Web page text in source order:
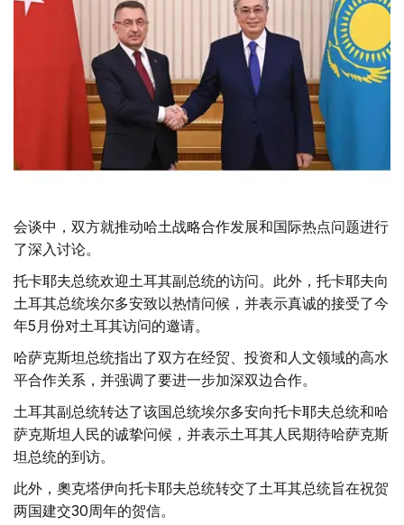
会谈中，双方就推动哈土战略合作发展和国际热点问题进行
了深入讨论。
托卡耶夫总统欢迎土耳其副总统的访问。此外，托卡耶夫向
土耳其总统埃尔多安致以热情问候，并表示真诚的接受了今
年5月份对土耳其访问的邀请。
哈萨克斯坦总统指出了双方在经贸、投资和人文领域的高水
平合作关系，并强调了要进一步加深双边合作。
土耳其副总统转达了该国总统埃尔多安向托卡耶夫总统和哈
萨克斯坦人民的诚挚问候，并表示土耳其人民期待哈萨克斯
坦总统的到访。
此外，奧克塔伊向托卡耶夫总统转交了土耳其总统旨在祝贺
两国建交30周年的贺信。